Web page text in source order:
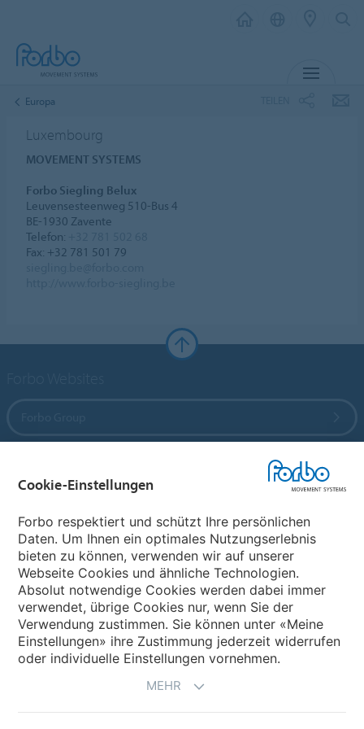
Europa
Luxembourg
MOVEMENT SYSTEMS
Forbo Siegling Belux
Leuvensesteenweg 510-Bus 4
BE-1930 Zavente
Telefon:
Fax: +32 781 501 79
Wählen Sie ein Land
Wählen Sie Ihr Land
Cookie-Einstellungen
Forbo respektiert und schützt Ihre persönlichen
Daten. Um Ihnen ein optimales Nutzungserlebnis
bieten zu können, verwenden wir auf unserer
Webseite Cookies und ähnliche Technologien.
Absolut notwendige Cookies werden dabei immer
verwendet, übrige Cookies nur, wenn Sie der
Verwendung zustimmen. Sie können unter «Meine
Einstellungen» ihre Zustimmung jederzeit widerrufen
oder individuelle Einstellungen vornehmen.
MEHR